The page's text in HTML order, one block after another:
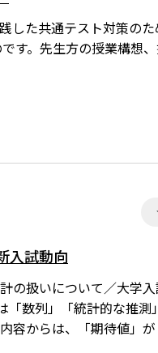
した共通テスト対策の
す。先生方の授業構想
入試動向
扱いについて／大学入
数列」「統計的な推測
容からは、「期待値」